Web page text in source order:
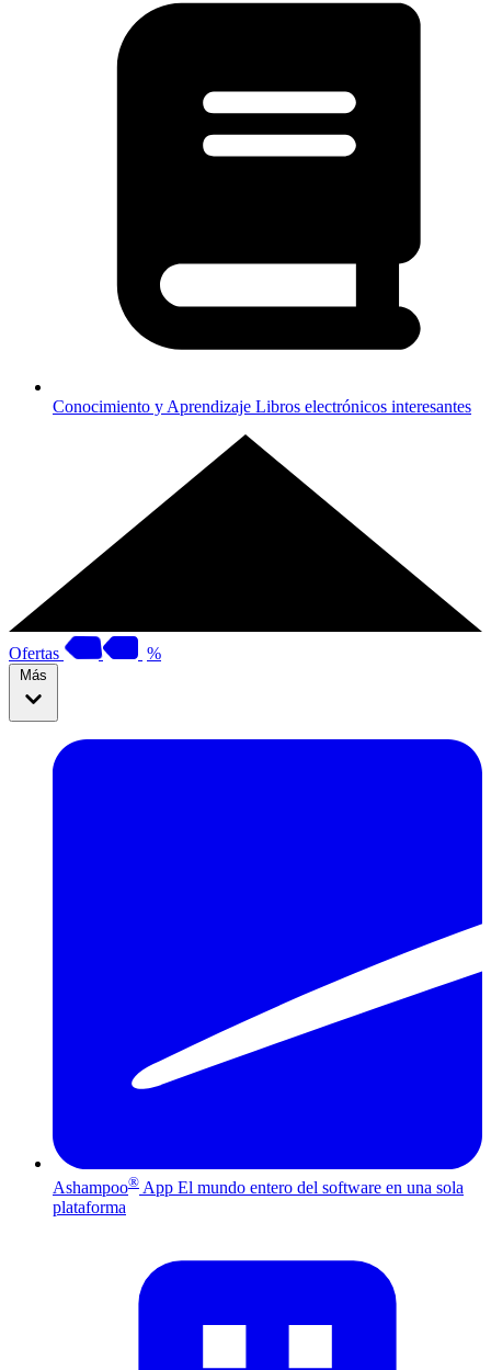
Conocimiento y Aprendizaje Libros electrónicos interesantes
Ofertas %
Más
Ashampoo® App El mundo entero del software en una sola
plataforma